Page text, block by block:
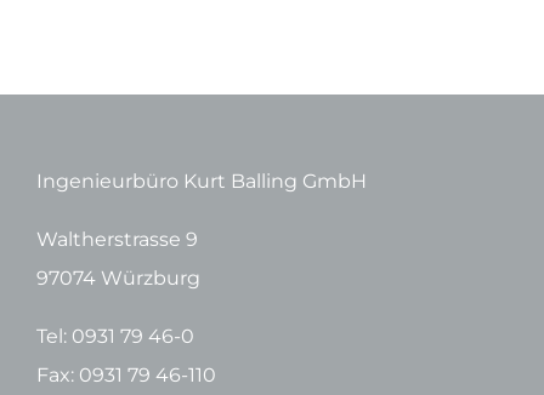
Ingenieurbüro Kurt Balling GmbH
Waltherstrasse 9
97074 Würzburg
Tel: 0931 79 46-0
Fax: 0931 79 46-110